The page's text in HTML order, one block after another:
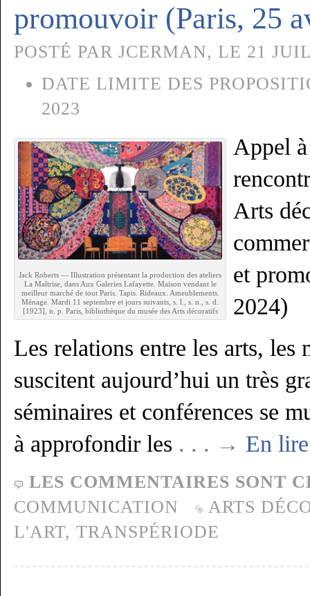
promouvoir (Paris, 25
POSTÉ PAR JCERMAN, LE 21
DATE LIMITE DES
2023
Jack Roberts — Illustration présentant la production des ateliers
La Maîtrise, dans Aux Galeries Lafayette. Maison vendant le
meilleur marché de tout Paris. Tapis. Rideaux. Ameublements.
Ménage. Mardi 11 septembre et jours suivants, s. l., s. n., s. d.
[1923], n. p. Paris, bibliothèque du musée des Arts décoratifs
Appel
Arts
et
2024)
Les relations entre les arts, les
suscitent aujourd’hui un très
séminaires et conférences se
à approfondir les . . . → En
LES COMMENTAIRES SONT
COMMUNICATION
ARTS
L'ART, TRANSPÉRIODE